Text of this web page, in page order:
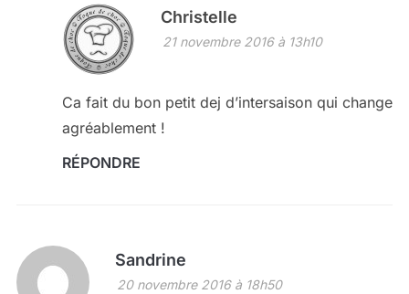
Christelle
21 novembre 2016 à 13h10
Ca fait du bon petit dej d’intersaison qui change
agréablement !
RÉPONDRE
Sandrine
20 novembre 2016 à 18h50